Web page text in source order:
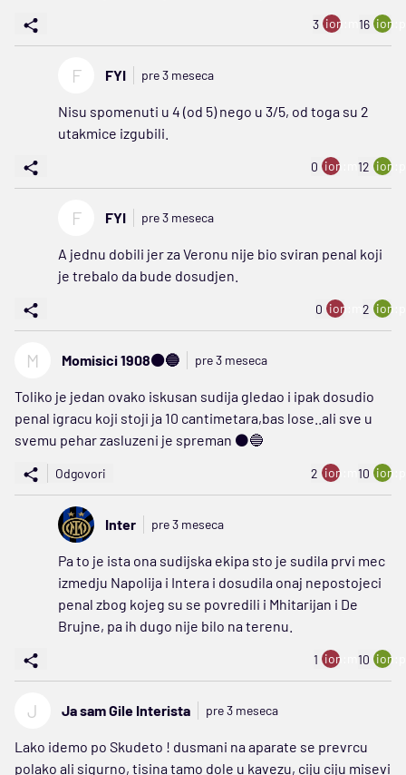
3 ion:minus
16
F FYI pre 3 meseca
Nisu spomenuti u 4 (od 5) nego u 3/5, od toga su 2
utakmice izgubili.
0 ion:minus
12
F FYI pre 3 meseca
A jednu dobili jer za Veronu nije bio sviran penal koji
je trebalo da bude dosudjen.
0 ion:minus
2
M Momisici 1908⚫️🔵 pre 3 meseca
Toliko je jedan ovako iskusan sudija gledao i ipak dosudio
penal igracu koji stoji ja 10 cantimetara,bas lose..ali sve u
svemu pehar zasluzeni je spreman ⚫️🔵
Odgovori 2 ion:minus
10
Inter pre 3 meseca
Pa to je ista ona sudijska ekipa sto je sudila prvi mec
izmedju Napolija i Intera i dosudila onaj nepostojeci
penal zbog kojeg su se povredili i Mhitarijan i De
Brujne, pa ih dugo nije bilo na terenu.
1 ion:minus
10
J Ja sam Gile Interista pre 3 meseca
Lako idemo po Skudeto ! dusmani na aparate se prevrcu
polako ali sigurno, tisina tamo dole u kavezu, ciju ciju misevi